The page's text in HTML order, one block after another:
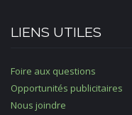
LIENS UTILES
Foire aux questions
Opportunités publicitaires
Nous joindre